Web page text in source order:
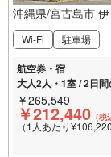
沖縄県/宮古島市
Wi-Fi 駐車場
航空券・宿
大人2人・1室 / 2日
￥265,549
￥212,440 （税
（1人あたり